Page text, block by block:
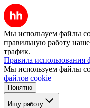
Мы используем файлы
правильную работу
трафик.
Правила использования
Мы используем файлы
файлов cookie
Понятно
Ищу работу